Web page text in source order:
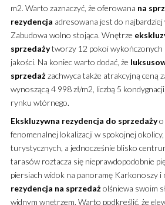
m2. Warto zaznaczyć, że oferowana na
rezydencja adresowana jest do
Zabudowa wolno stojąca. Wnętrze
sprzedażytworzy 12 pokoi wykończonych
jakości. Na koniec warto dodać, że
sprzedażzachwyca także atrakcyjną ceną
wynoszącą 4 998 zł/m2, liczbą 5
rynku wtórnego.
Ekskluzywna rezydencja do sprzedażyo
fenomenalnej lokalizacji w spokojnej
turystycznych, a jednocześnie blisko
tarasów roztacza się nieprawdopodobnie
piersiach widok na panoramę Karkonoszy i
rezydencja na sprzedażolśniewa swoim
widnym wnętrzem. Warto podkreślić, że